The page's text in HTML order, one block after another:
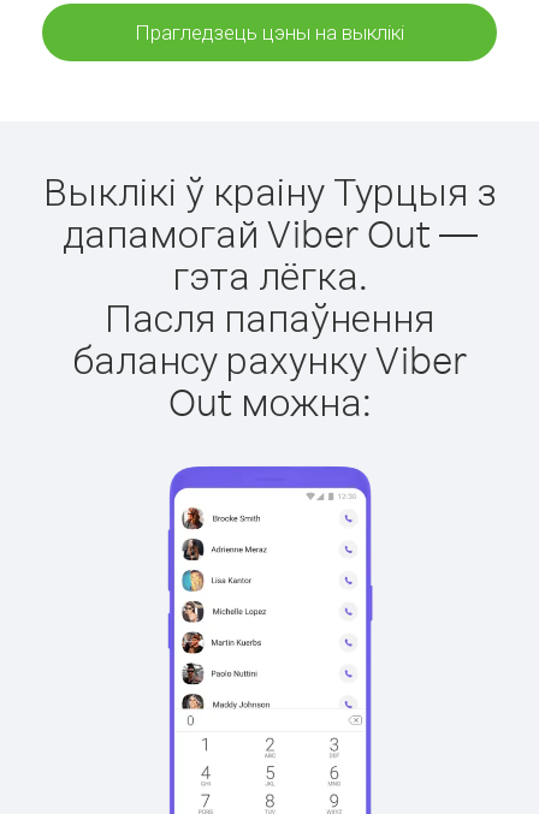
Прагледзець цэны на выклікі
Выклікі ў краіну Турцыя з
дапамогай Viber Out —
гэта лёгка.
Пасля папаўнення
балансу рахунку Viber
Out можна: